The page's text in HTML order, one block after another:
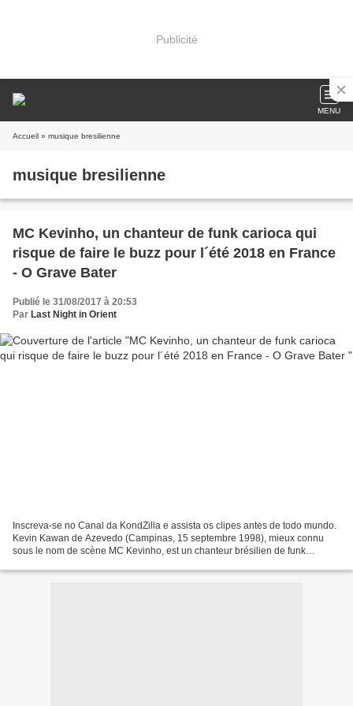
Publicité
MENU
Accueil » musique bresilienne
musique bresilienne
MC Kevinho, un chanteur de funk carioca qui
risque de faire le buzz pour l´été 2018 en France
- O Grave Bater
Publié le 31/08/2017 à 20:53
Par Last Night in Orient
Inscreva-se no Canal da KondZilla e assista os clipes antes de todo mundo.
Kevin Kawan de Azevedo (Campinas, 15 septembre 1998), mieux connu
sous le nom de scène MC Kevinho, est un chanteur brésilien de funk